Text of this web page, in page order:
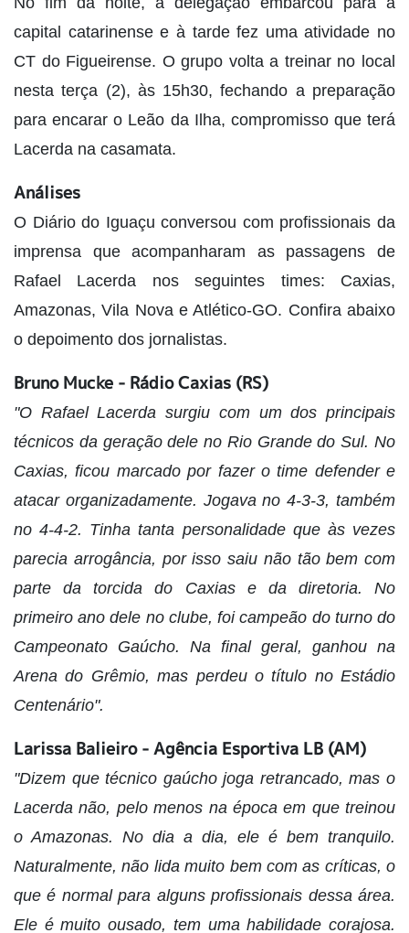
capital catarinense e à tarde fez uma atividade no
CT do Figueirense. O grupo volta a treinar no local
nesta terça (2), às 15h30, fechando a preparação
para encarar o Leão da Ilha, compromisso que terá
Lacerda na casamata.
Análises
O Diário do Iguaçu conversou com profissionais da
imprensa que acompanharam as passagens de
Rafael Lacerda nos seguintes times: Caxias,
Amazonas, Vila Nova e Atlético-GO. Confira abaixo
o depoimento dos jornalistas.
Bruno Mucke - Rádio Caxias (RS)
"O Rafael Lacerda surgiu com um dos principais
técnicos da geração dele no Rio Grande do Sul. No
Caxias, ficou marcado por fazer o time defender e
atacar organizadamente. Jogava no 4-3-3, também
no 4-4-2. Tinha tanta personalidade que às vezes
parecia arrogância, por isso saiu não tão bem com
parte da torcida do Caxias e da diretoria. No
primeiro ano dele no clube, foi campeão do turno do
Campeonato Gaúcho. Na final geral, ganhou na
Arena do Grêmio, mas perdeu o título no Estádio
Centenário".
Larissa Balieiro - Agência Esportiva LB (AM)
"Dizem que técnico gaúcho joga retrancado, mas o
Lacerda não, pelo menos na época em que treinou
o Amazonas. No dia a dia, ele é bem tranquilo.
Naturalmente, não lida muito bem com as críticas, o
que é normal para alguns profissionais dessa área.
Ele é muito ousado, tem uma habilidade corajosa.